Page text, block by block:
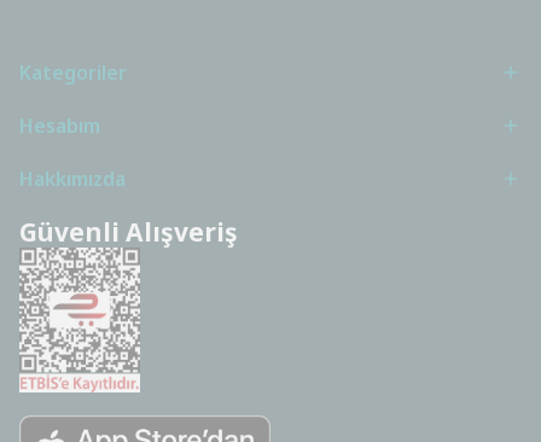
Kategoriler
Hesabım
Hakkımızda
Güvenli Alışveriş